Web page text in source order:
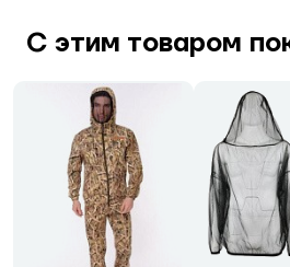
С этим товаром